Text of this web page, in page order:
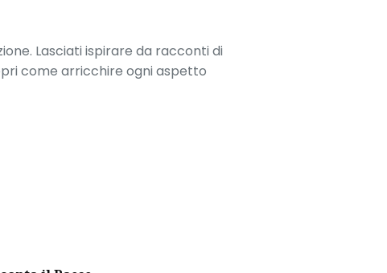
Lasciati ispirare da racconti di
come arricchire ogni aspetto